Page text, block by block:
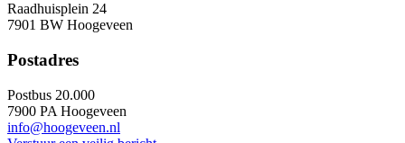
Raadhuisplein 24
7901 BW Hoogeveen
Postadres
Postbus 20.000
7900 PA Hoogeveen
info@hoogeveen.nl